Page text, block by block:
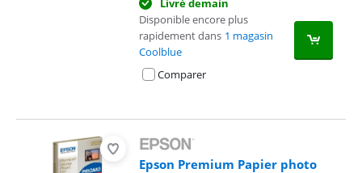
Livré demain
Disponible encore plus
rapidement dans 1 magasin
Coolblue
Comparer
Epson Premium Papier photo